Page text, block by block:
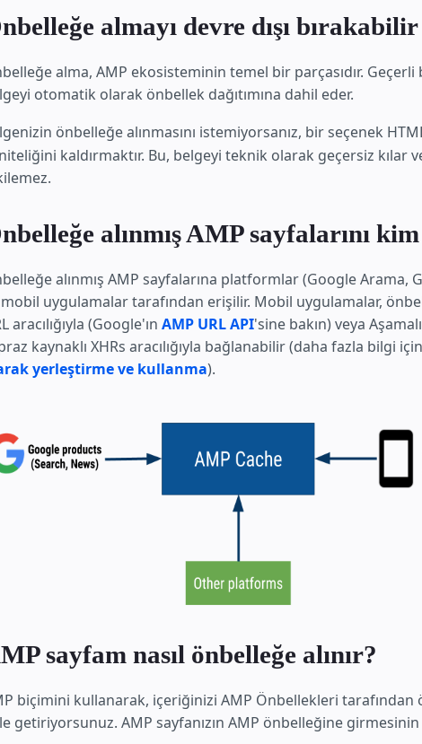
almayı devre dışı
alma, AMP ekosisteminin temel bir parçasıdır. Geçerli
otomatik olarak önbellek dağıtımına dahil eder.
önbelleğe alınmasını istemiyorsanız, bir seçenek
kaldırmaktır. Bu, belgeyi teknik olarak geçersiz kılar
alınmış AMP sayfalarını
alınmış AMP sayfalarına platformlar (Google Arama,
uygulamalar tarafından erişilir. Mobil uygulamalar,
aracılığıyla (Google'ın AMP URL API'sine bakın) veya
kaynaklı XHRs aracılığıyla bağlanabilir (daha fazla bilgi için
yerleştirme ve kullanma).
sayfam nasıl önbelleğe alınır?
biçimini kullanarak, içeriğinizi AMP Önbellekleri tarafından
getiriyorsunuz. AMP sayfanızın AMP önbelleğine